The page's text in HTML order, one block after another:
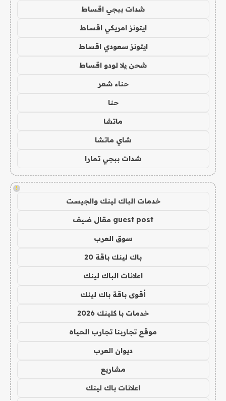
شدات ببجي اقساط
ايتونز امريكي اقساط
ايتونز سعودي اقساط
شحن يلا لودو اقساط
حناء شعر
حنا
ماتشا
شاي ماتشا
شدات ببجي تمارا
!
خدمات الباك لينك والجيست
guest post مقال ضيف
سوق العرب
باك لينك باقة 20
اعلانات الباك لينك
أقوى باقة باك لينك
خدمات با كلينك 2026
موقع تجاربنا تجارب الحياه
ديوان العرب
مشاريع
اعلانات باك لينك